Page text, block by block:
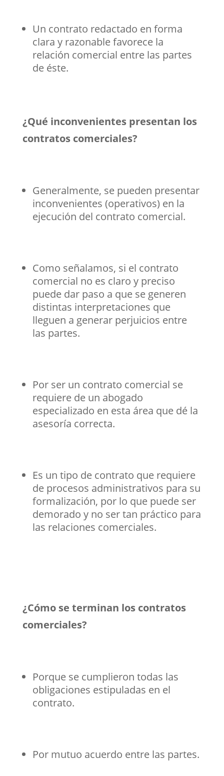
Un contrato redactado en forma
clara y razonable favorece la
relación comercial entre las partes
de éste.
¿Qué inconvenientes presentan los
contratos comerciales?
Generalmente, se pueden presentar
inconvenientes (operativos) en la
ejecución del contrato comercial.
Como señalamos, si el contrato
comercial no es claro y preciso
puede dar paso a que se generen
distintas interpretaciones que
lleguen a generar perjuicios entre
las partes.
Por ser un contrato comercial se
requiere de un abogado
especializado en esta área que dé la
asesoría correcta.
Es un tipo de contrato que requiere
de procesos administrativos para su
formalización, por lo que puede ser
demorado y no ser tan práctico para
las relaciones comerciales.
¿Cómo se terminan los contratos
comerciales?
Porque se cumplieron todas las
obligaciones estipuladas en el
contrato.
Por mutuo acuerdo entre las partes.